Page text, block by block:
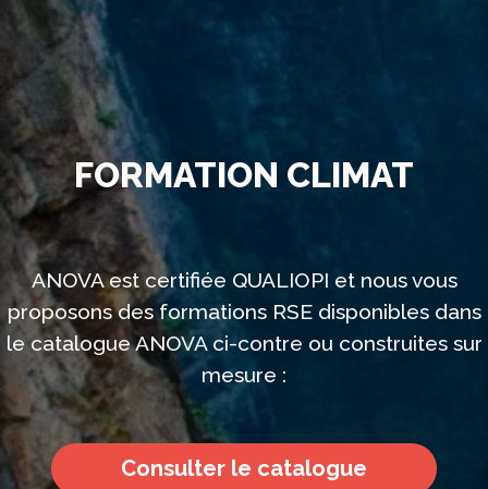
FORMATION CLIMAT
ANOVA est certifiée QUALIOPI et nous vous
proposons des formations RSE disponibles dans
le catalogue ANOVA ci-contre ou construites sur
mesure :
Consulter le catalogue